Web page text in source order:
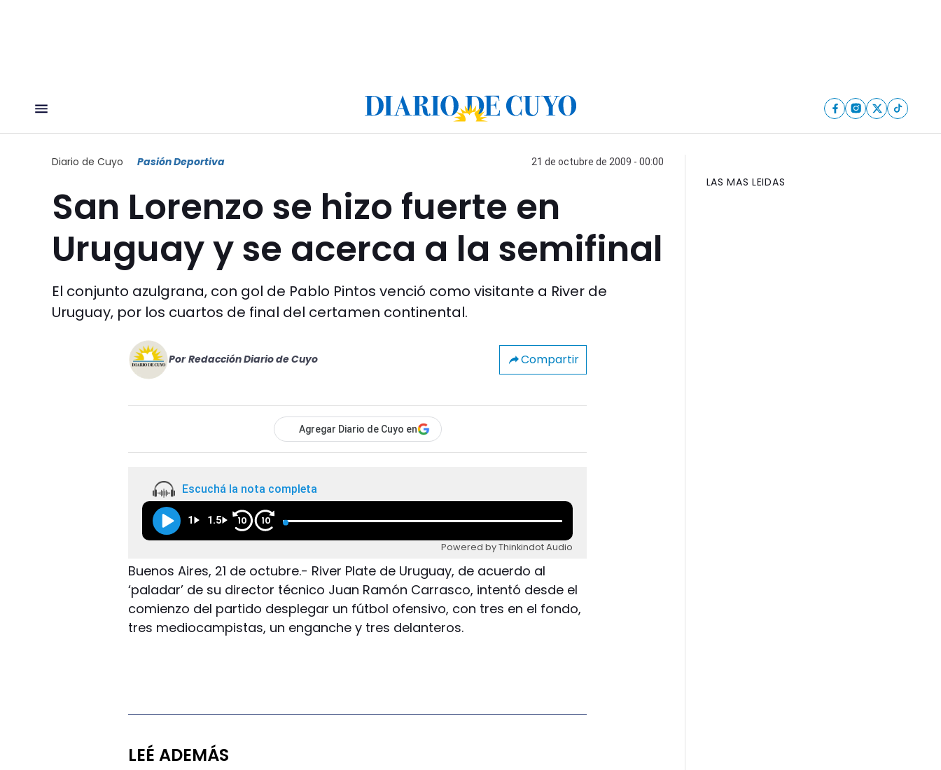
Diario de Cuyo Pasión Deportiva 21 de octubre de 2009 - 00:00
San Lorenzo se hizo fuerte en
Uruguay y se acerca a la semifinal
El conjunto azulgrana, con gol de Pablo Pintos venció como visitante a River de
Uruguay, por los cuartos de final del certamen continental.
Por Redacción Diario de Cuyo Compartir
Agregar Diario de Cuyo en
Escuchá la nota completa
1 1.5 10 10
Powered by Thinkindot Audio
Buenos Aires, 21 de octubre.- River Plate de Uruguay, de acuerdo al
‘paladar’ de su director técnico Juan Ramón Carrasco, intentó desde el
comienzo del partido desplegar un fútbol ofensivo, con tres en el fondo,
tres mediocampistas, un enganche y tres delanteros.
LEÉ ADEMÁS
LAS MAS LEIDAS